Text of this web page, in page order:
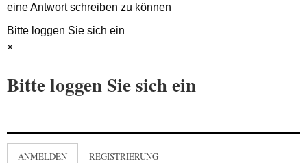
eine Antwort schreiben zu können
Bitte loggen Sie sich ein
×
Bitte loggen Sie sich ein
ANMELDEN REGISTRIERUNG